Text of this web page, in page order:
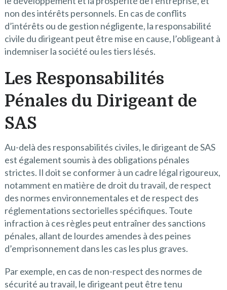
non des intérêts personnels. En cas de conflits
d’intérêts ou de gestion négligente, la responsabilité
civile du dirigeant peut être mise en cause, l’obligeant à
indemniser la société ou les tiers lésés.
Les Responsabilités
Pénales du Dirigeant de
SAS
Au-delà des responsabilités civiles, le dirigeant de SAS
est également soumis à des obligations pénales
strictes. Il doit se conformer à un cadre légal rigoureux,
notamment en matière de droit du travail, de respect
des normes environnementales et de respect des
réglementations sectorielles spécifiques. Toute
infraction à ces règles peut entraîner des sanctions
pénales, allant de lourdes amendes à des peines
d’emprisonnement dans les cas les plus graves.
Par exemple, en cas de non-respect des normes de
sécurité au travail, le dirigeant peut être tenu